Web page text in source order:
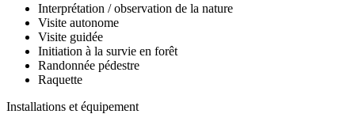
Interprétation / observation de la nature
Visite autonome
Visite guidée
Initiation à la survie en forêt
Randonnée pédestre
Raquette
Installations et équipement